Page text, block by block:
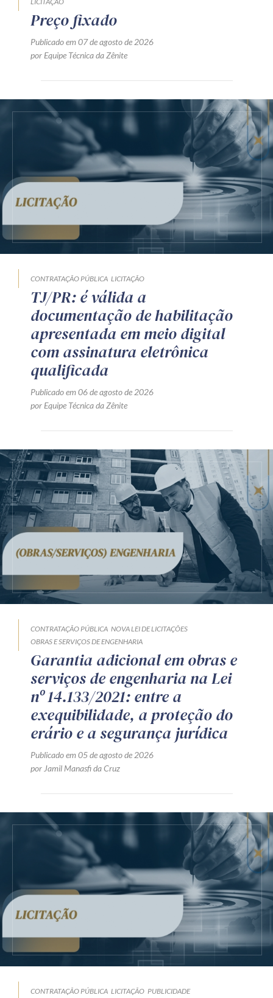
Preço fixado
Publicado em 07 de agosto de 2026
por Equipe Técnica da Zênite
CONTRATAÇÃO PÚBLICA LICITAÇÃO
TJ/PR: é válida a
documentação de habilitação
apresentada em meio digital
com assinatura eletrônica
qualificada
Publicado em 06 de agosto de 2026
por Equipe Técnica da Zênite
CONTRATAÇÃO PÚBLICA NOVA LEI DE LICITAÇÕES
OBRAS E SERVIÇOS DE ENGENHARIA
Garantia adicional em obras e
serviços de engenharia na Lei
nº 14.133/2021: entre a
exequibilidade, a proteção do
erário e a segurança jurídica
Publicado em 05 de agosto de 2026
por Jamil Manasfi da Cruz
CONTRATAÇÃO PÚBLICA LICITAÇÃO PUBLICIDADE